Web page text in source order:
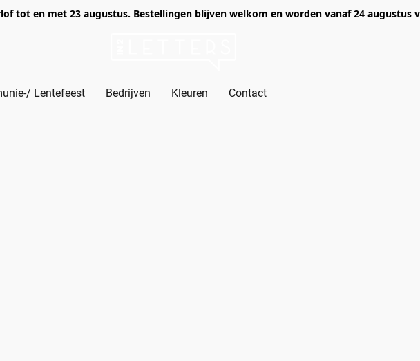
tot en met 23 augustus. Bestellingen blijven welkom en worden vanaf 24 augustus
Lentefeest Bedrijven Kleuren Contact